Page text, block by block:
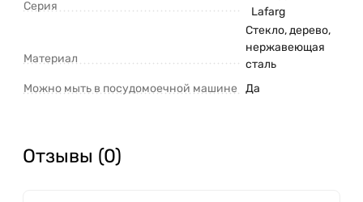
Серия
Lafarg
Материал
Стекло, дерево,
нержавеющая
сталь
Можно мыть в посудомоечной машине
Да
Отзывы (0)